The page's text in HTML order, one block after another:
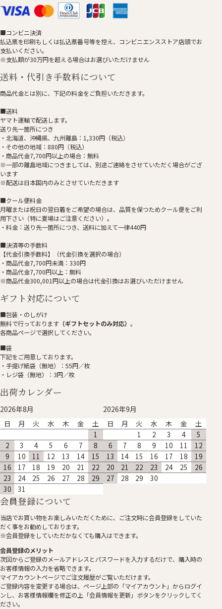
■コンビニ決済
払込票を印刷もしくは払込票番号等を控え、コンビニエンスストア店頭でお
支払いください。
※支払額が30万円を超える場合はお選びいただけません
送料・代引き手数料について
商品代金とは別に、下記の料金をご負担いただきます。
■送料
ヤマト運輸で配送します。
送り先一箇所につき
・北海道、沖縄県、九州離島：1,330円（税込）
・その他の地域：880円（税込）
・商品代金7,700円以上の場合：無料
※一部の離島地域につきましては、別途ご連絡をさせていただく場合がござ
います
※配送は日本国内のみとさせていただきます
■クール便料金
月曜または祝日の翌日着をご希望の場合は、品質を保つためクール便をご利
用下さい（特に夏場はご注意ください）。
・料金：送り先一箇所につき、送料に加えて一律440円
■決済等の手数料
【代金引換手数料】（代金引換を選択の場合）
・商品代金7,700円未満：330円
・商品代金7,700円以上：無料
※商品代金300,001円以上の場合は代金引換はお選びいただけません
ギフト対応について
■包装・のしがけ
無料で行っております （ギフトセットのみ対応） 。
各商品ページで選択してください。
■袋
下記をご用意しております。
・手提げ紙袋（無地）：55円／枚
・レジ袋（無地）：3円／枚
出荷カレンダー
2026年8月
日
月 火 水 木 金
土
1
2
3 4 5 6 7
8
9
10 11 12 13 14
15
16
17 18 19 20 21
22
23
24 25 26 27 28
29
30
31
2026年9月
日
月 火 水 木 金
土
1
2 3 4
5
6
7 8 9 10 11
12
13
14 15 16 17 18
19
20
21 22 23 24 25
26
27
28 29 30
会員登録について
当店でお買い物をお楽しみいただくために、ご注文時に会員登録をしていた
だく事をお勧めしております。
※会員登録をしていただかなくても購入はできます。
会員登録のメリット
次回からご登録のメールアドレスとパスワードを入力するだけで、購入時の
お客様情報の入力を省略できます。
マイアカウントページでご注文履歴がご覧いただけます。
ご登録内容を変更する場合は、ページ上部の「マイアカウント」からログイ
ンし、お客様情報欄を修正の上「会員情報を更新」ボタンをクリックしてく
ださい。